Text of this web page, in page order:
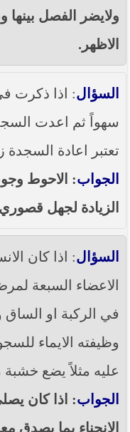
ولايضر الفصل بينها
الاظهر.
السؤال: اذا ذكرت
سهواً ثم اعدت
تعتبر اعادة السجدة
الجواب: الاحوط
الزيادة لجهل
السؤال: اذا كان
الاعضاء السبعة
في الركبة او
وظيفته الايماء
عليه مثلاً يضع
الجواب: اذا كان
الانحناء بما يصدق